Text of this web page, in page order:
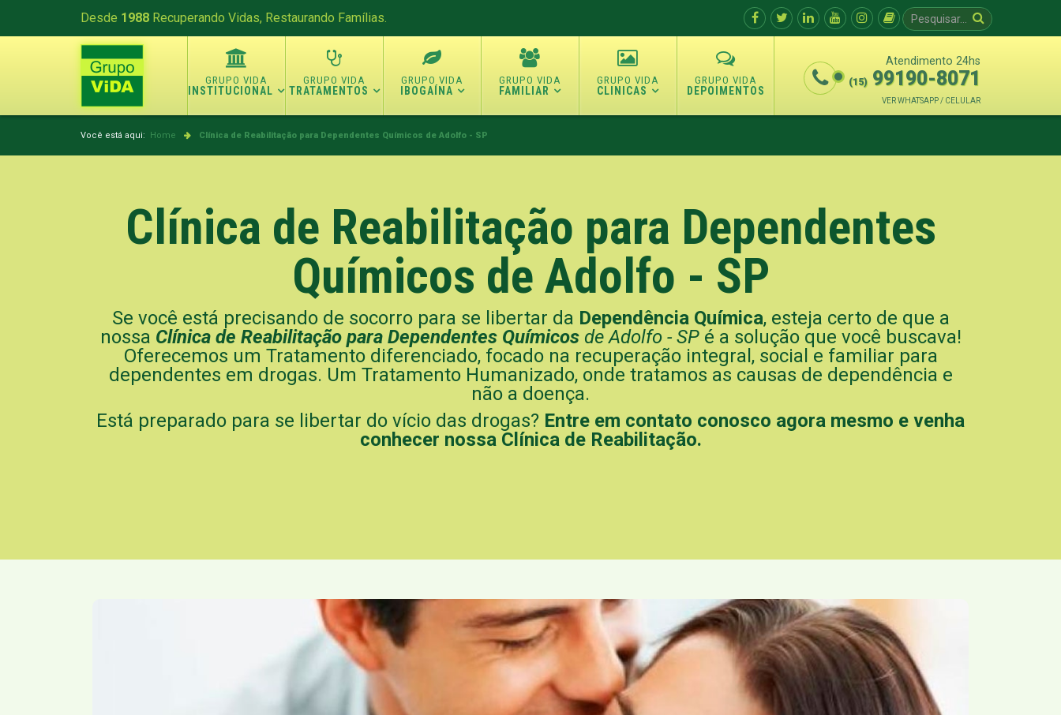
Desde 1988 Recuperando Vidas, Restaurando Famílias.
INSTITUCIONAL TRATAMENTOS IBOGAÍNA FAMILIAR CLINICAS DEPOIMENTOS
Atendimento 24hs
(15) 99190-8071
VER WHATSAPP / CELULAR
Você está aqui: Home Clínica de Reabilitação para Dependentes Químicos de Adolfo - SP
Clínica de Reabilitação para Dependentes
Químicos de Adolfo - SP
Se você está precisando de socorro para se libertar da Dependência Química, esteja certo de que a
nossa Clínica de Reabilitação para Dependentes Químicosde Adolfo - SPé a solução que você buscava!
Oferecemos um Tratamento diferenciado, focado na recuperação integral, social e familiar para
dependentes em drogas. Um Tratamento Humanizado, onde tratamos as causas de dependência e
não a doença.
Está preparado para se libertar do vício das drogas? Entre em contato conosco agora mesmo e venha
conhecer nossa Clínica de Reabilitação.